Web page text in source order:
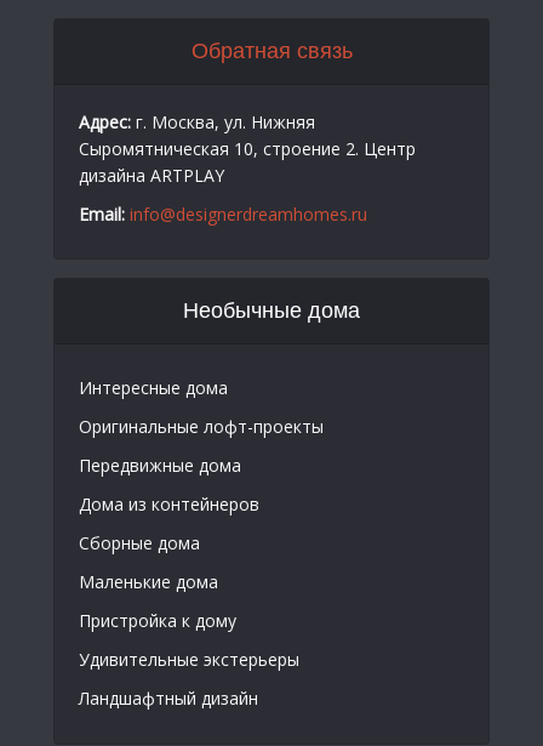
Обратная связь
Адрес: г. Москва, ул. Нижняя
Сыромятническая 10, строение 2. Центр
дизайна ARTPLAY
Email: info@designerdreamhomes.ru
Необычные дома
Интересные дома
Оригинальные лофт-проекты
Передвижные дома
Дома из контейнеров
Сборные дома
Маленькие дома
Пристройка к дому
Удивительные экстерьеры
Ландшафтный дизайн